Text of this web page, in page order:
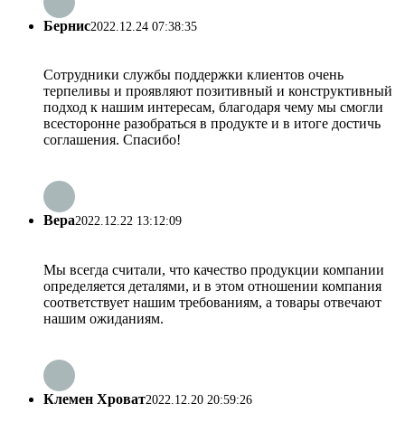
Бернис2022.12.24 07:38:35
Сотрудники службы поддержки клиентов очень
терпеливы и проявляют позитивный и конструктивный
подход к нашим интересам, благодаря чему мы смогли
всесторонне разобраться в продукте и в итоге достичь
соглашения. Спасибо!
Вера2022.12.22 13:12:09
Мы всегда считали, что качество продукции компании
определяется деталями, и в этом отношении компания
соответствует нашим требованиям, а товары отвечают
нашим ожиданиям.
Клемен Хроват2022.12.20 20:59:26